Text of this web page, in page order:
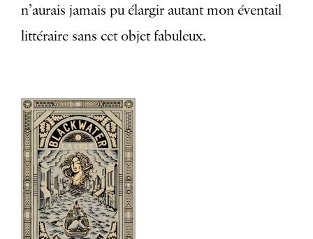
n’aurais jamais pu élargir autant mon éventail
littéraire sans cet objet fabuleux.